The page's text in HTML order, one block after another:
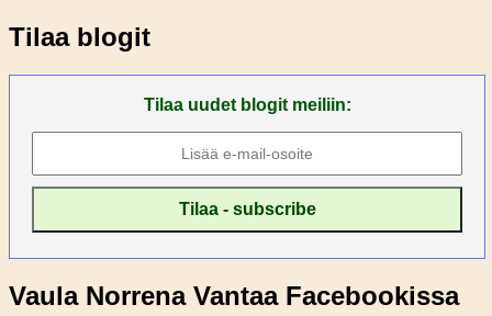
Tilaa blogit
Tilaa uudet blogit meiliin:
Vaula Norrena Vantaa Facebookissa